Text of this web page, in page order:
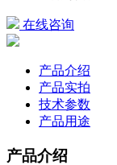
在线咨询
产品介绍
产品实拍
技术参数
产品用途
产品介绍